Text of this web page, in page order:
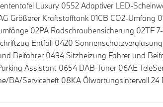
Luxury 0552 Adaptiver LED-
Größerer Kraftstofftank 01CB CO2-Umfang
02PA Radschraubensicherung 02TF
Entfall 0420
Beifahrer 0494 Sitzheizung Fahrer und
Assistant 0654 DAB-Tuner 06AE
BA/Serviceheft 08KA Ölwartungsintervall